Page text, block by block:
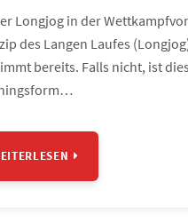
Longjog in der
des Langen Laufes
bereits. Falls nicht, ist